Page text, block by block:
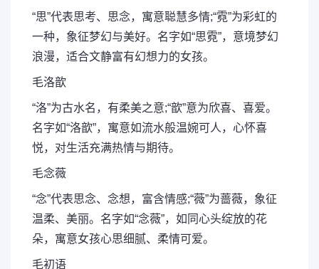
“思”代表思考、思念，寓意聪慧多情;“霓”为彩虹的
一种，象征梦幻与美好。名字如“思霓”，意境梦幻
浪漫，适合文静富有幻想力的女孩。
毛洛歆
“洛”为古水名，有柔美之意;“歆”意为欣喜、喜爱。
名字如“洛歆”，寓意如流水般温婉可人，心怀喜
悦，对生活充满热情与期待。
毛念薇
“念”代表思念、念想，富含情感;“薇”为蔷薇，象征
温柔、美丽。名字如“念薇”，如同心头绽放的花
朵，寓意女孩心思细腻、柔情可爱。
毛初语